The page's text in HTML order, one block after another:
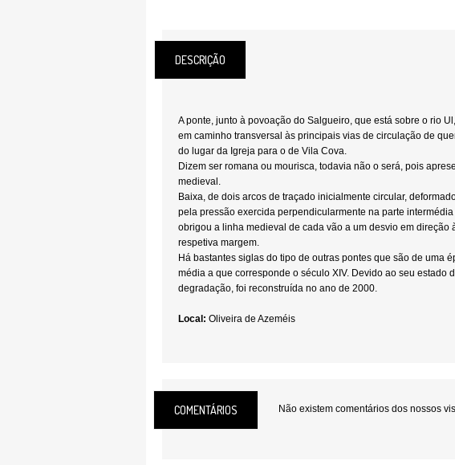
DESCRIÇÃO
A ponte, junto à povoação do Salgueiro, que está sobre o rio
em caminho transversal às principais vias de circulação de
do lugar da Igreja para o de Vila Cova.
Dizem ser romana ou mourisca, todavia não o será, pois
medieval.
Baixa, de dois arcos de traçado inicialmente circular,
pela pressão exercida perpendicularmente na parte intermédia
obrigou a linha medieval de cada vão a um desvio em direção
respetiva margem.
Há bastantes siglas do tipo de outras pontes que são de uma
média a que corresponde o século XIV. Devido ao seu estado
degradação, foi reconstruída no ano de 2000.
Local: Oliveira de Azeméis
COMENTÁRIOS Não existem comentários dos nossos